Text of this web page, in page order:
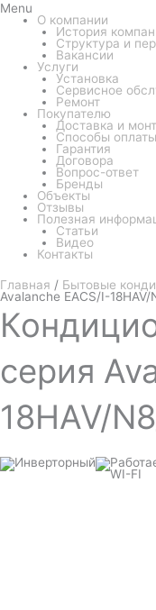
Menu
О компании
История
Структура и
Вакансии
Услуги
Установка
Сервисное
Ремонт
Покупателю
Доставка и
Способы оплаты
Гарантия
Договора
Вопрос-ответ
Бренды
Объекты
Отзывы
Полезная
Статьи
Видео
Контакты
Главная / Бытовые
Avalanche EACS/I-18HAV/
серия
18HAV/